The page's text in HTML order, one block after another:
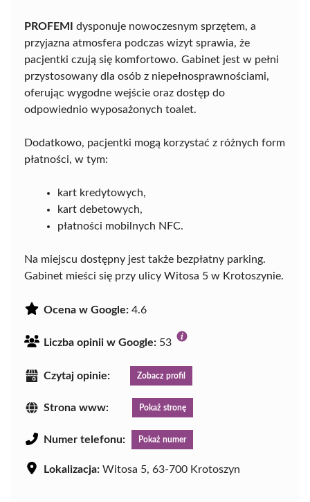
PROFEMI
dysponuje nowoczesnym sprzętem, a
przyjazna atmosfera podczas wizyt sprawia, że
pacjentki czują się komfortowo. Gabinet jest w pełni
przystosowany dla osób z niepełnosprawnościami,
oferując wygodne wejście oraz dostęp do
odpowiednio wyposażonych toalet.
Dodatkowo, pacjentki mogą korzystać z różnych form
płatności, w tym:
kart kredytowych,
kart debetowych,
płatności mobilnych NFC.
Na miejscu dostępny jest także bezpłatny parking.
Gabinet mieści się przy ulicy Witosa 5 w Krotoszynie.
Ocena w Google: 4.6
Liczba opinii w Google: 53
Czytaj opinie: Zobacz profil
Strona www: Pokaż stronę
Numer telefonu: Pokaż numer
Lokalizacja: Witosa 5, 63-700 Krotoszyn